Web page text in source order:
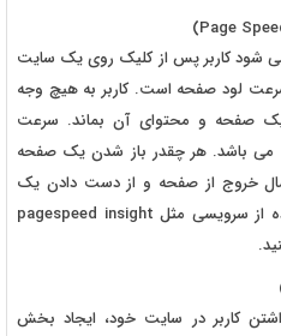
شود کاربر پس از کلیک روی یک سایت
لود صفحه است. کاربر به هیچ وجه
صفحه و محتوای آن بماند. سرعت
و ایده آل 2 ثانیه می باشد. هر چقدر باز شدن یک صفحه
خروج از صفحه و از دست دادن یک
کاربر افزایش پیدا می کند. با استفاده از سرویسی مثل pagespeed insight
کاربر در سایت خود، ایجاد بخش